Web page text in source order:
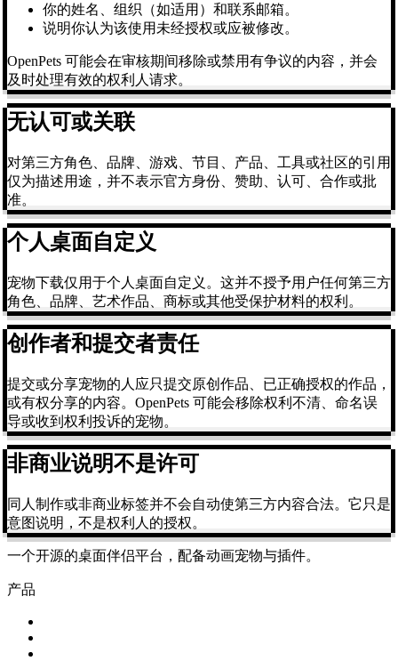
你的姓名、组织（如适用）和联系邮箱。
说明你认为该使用未经授权或应被修改。
OpenPets 可能会在审核期间移除或禁用有争议的内容，并会
及时处理有效的权利人请求。
无认可或关联
对第三方角色、品牌、游戏、节目、产品、工具或社区的引用
仅为描述用途，并不表示官方身份、赞助、认可、合作或批
准。
个人桌面自定义
宠物下载仅用于个人桌面自定义。这并不授予用户任何第三方
角色、品牌、艺术作品、商标或其他受保护材料的权利。
创作者和提交者责任
提交或分享宠物的人应只提交原创作品、已正确授权的作品，
或有权分享的内容。OpenPets 可能会移除权利不清、命名误
导或收到权利投诉的宠物。
非商业说明不是许可
同人制作或非商业标签并不会自动使第三方内容合法。它只是
意图说明，不是权利人的授权。
一个开源的桌面伴侣平台，配备动画宠物与插件。
产品